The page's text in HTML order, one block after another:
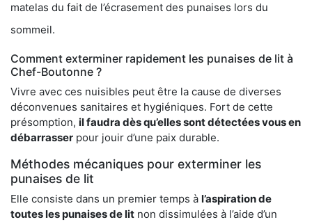
matelas du fait de l’écrasement des punaises lors du
sommeil.
Comment exterminer rapidement les punaises de lit à
Chef-Boutonne ?
Vivre avec ces nuisibles peut être la cause de diverses
déconvenues sanitaires et hygiéniques. Fort de cette
présomption, il faudra dès qu’elles sont détectées vous en
débarrasser pour jouir d’une paix durable.
Méthodes mécaniques pour exterminer les
punaises de lit
Elle consiste dans un premier temps à l’aspiration de
toutes les punaises de lit non dissimulées à l’aide d’un